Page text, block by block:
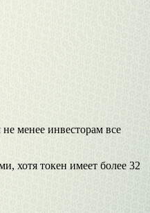
менее инвесторам все
хотя токен имеет более 32